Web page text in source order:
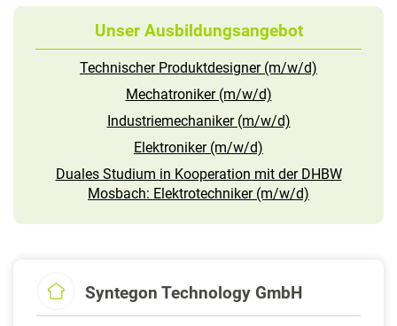
Unser Ausbildungsangebot
Technischer Produktdesigner (m/w/d)
Mechatroniker (m/w/d)
Industriemechaniker (m/w/d)
Elektroniker (m/w/d)
Duales Studium in Kooperation mit der DHBW
Mosbach: Elektrotechniker (m/w/d)
Syntegon Technology GmbH